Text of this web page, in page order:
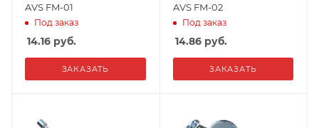
AVS FM-01
Под заказ
14.16 руб.
ЗАКАЗАТЬ
AVS FM-02
Под заказ
14.86руб.
ЗАКАЗАТЬ